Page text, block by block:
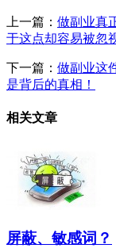
上一篇： 做副业真
于这点却容易被忽
下一篇： 做副业这
是背后的真相！
相关文章
屏蔽、敏感词？